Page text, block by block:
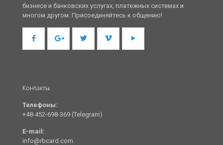
бизнесе и банковских услугах, платежных системах и
многом другом. Присоединяйтесь к общению!
Контакты
Телефоны:
+48-452-698-369 (Telegram)
E-mail:
info@rbcard.com